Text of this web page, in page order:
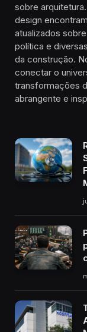
sobre
design
atualizados
política e
da construção.
conectar o
transformações
abrangente e